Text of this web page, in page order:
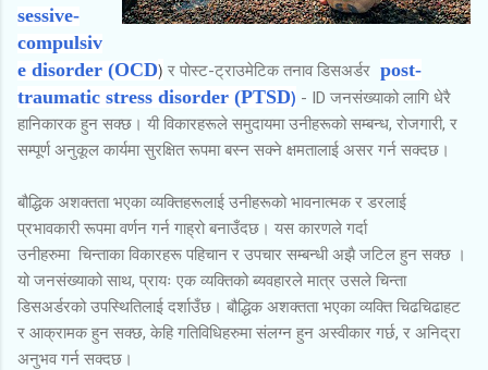
sessive-
compulsiv
e disorder (OCD) र पोस्ट-ट्राउमेटिक तनाव डिसअर्डर post-
traumatic stress disorder (PTSD) - ID जनसंख्याको लागि धेरै
हानिकारक हुन सक्छ। यी विकारहरूले समुदायमा उनीहरूको सम्बन्ध, रोजगारी, र
सम्पूर्ण अनुकूल कार्यमा सुरक्षित रूपमा बस्न सक्ने क्षमतालाई असर गर्न सक्दछ।
बौद्धिक अशक्तता भएका व्यक्तिहरूलाई उनीहरूको भावनात्मक र डरलाई
प्रभावकारी रूपमा वर्णन गर्न गाह्रो बनाउँदछ। यस कारणले गर्दा
उनीहरुमा चिन्ताका विकारहरू पहिचान र उपचार सम्बन्धी अझै जटिल हुन सक्छ ।
यो जनसंख्याको साथ, प्रायः एक व्यक्तिको ब्यवहारले मात्र उसले चिन्ता
डिसअर्डरको उपस्थितिलाई दर्शाउँछ। बौद्धिक अशक्तता भएका व्यक्ति चिढचिढाहट
र आक्रामक हुन सक्छ, केहि गतिविधिहरुमा संलग्न हुन अस्वीकार गर्छ, र अनिद्रा
अनुभव गर्न सक्दछ।